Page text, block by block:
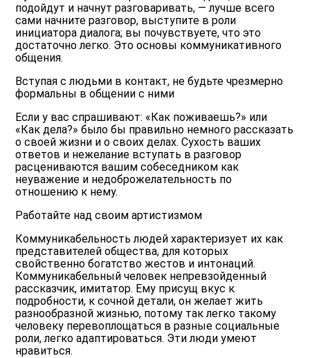
подойдут и начнут разговаривать, — лучше всего
сами начните разговор, выступите в роли
инициатора диалога; вы почувствуете, что это
достаточно легко. Этоосновы коммуникативного
общения.
Вступая с людьми в контакт, не будьте чрезмерно
формальны в общении с ними
Если у вас спрашивают: «Как поживаешь?» или
«Как дела?» было бы правильно немного рассказать
о своей жизни и о своих делах. Сухость ваших
ответов и нежелание вступать в разговор
расцениваются вашим собеседником как
неуважение и недоброжелательность по
отношению к нему.
Работайте над своим артистизмом
Коммуникабельность людей характеризует их как
представителей общества, для которых
свойственно богатство жестов и интонаций.
Коммуникабельный человек непревзойденный
рассказчик, имитатор. Ему присущ вкус к
подробности, к сочной детали, он желает жить
разнообразной жизнью, потому так легко такому
человеку перевоплощаться в разные социальные
роли, легко адаптироваться. Эти люди умеют
нравиться.